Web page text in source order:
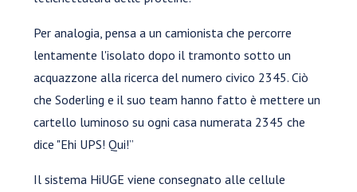
Per analogia, pensa a un camionista che percorre
lentamente l'isolato dopo il tramonto sotto un
acquazzone alla ricerca del numero civico 2345. Ciò
che Soderling e il suo team hanno fatto è mettere un
cartello luminoso su ogni casa numerata 2345 che
dice "Ehi UPS! Qui!”
Il sistema HiUGE viene consegnato alle cellule